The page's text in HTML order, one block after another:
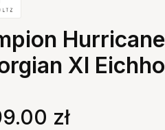
Hurricane
Xl
zł